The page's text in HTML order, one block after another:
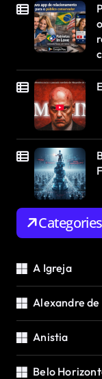
Categories
A Igreja
Alexandre
Anistia
Belo